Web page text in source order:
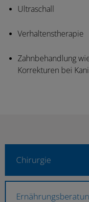
Ultraschall
Verhaltenstherapie
Zahnbehandlung
Korrekturen bei
Chirurgie